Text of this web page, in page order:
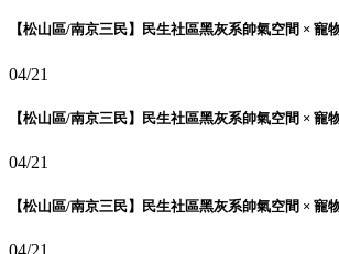
【松山區/南京三民】民生社區黑灰系帥氣空間 ×
04/21
【松山區/南京三民】民生社區黑灰系帥氣空間 ×
04/21
【松山區/南京三民】民生社區黑灰系帥氣空間 ×